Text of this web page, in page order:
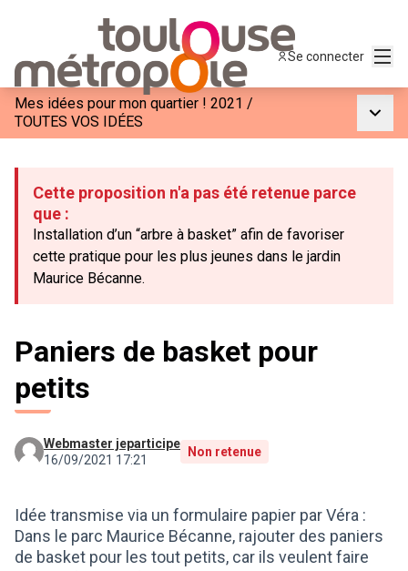
Se connecter
Mes idées pour mon quartier ! 2021 /
TOUTES VOS IDÉES
Cette proposition n'a pas été retenue parce
que :
Installation d’un “arbre à basket” afin de favoriser
cette pratique pour les plus jeunes dans le jardin
Maurice Bécanne.
Paniers de basket pour
petits
Webmaster jeparticipe
16/09/2021 17:21
Non retenue
Idée transmise via un formulaire papier par Véra :
Dans le parc Maurice Bécanne, rajouter des paniers
de basket pour les tout petits, car ils veulent faire